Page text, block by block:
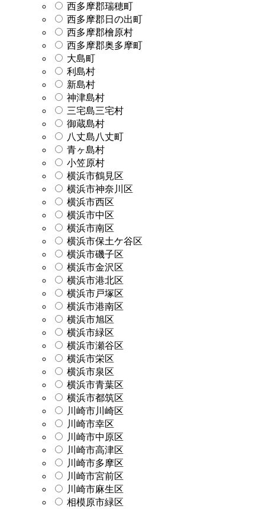
西多摩郡瑞穂町
西多摩郡日の出町
西多摩郡檜原村
西多摩郡奥多摩町
大島町
利島村
新島村
神津島村
三宅島三宅村
御蔵島村
八丈島八丈町
青ヶ島村
小笠原村
横浜市鶴見区
横浜市神奈川区
横浜市西区
横浜市中区
横浜市南区
横浜市保土ケ谷区
横浜市磯子区
横浜市金沢区
横浜市港北区
横浜市戸塚区
横浜市港南区
横浜市旭区
横浜市緑区
横浜市瀬谷区
横浜市栄区
横浜市泉区
横浜市青葉区
横浜市都筑区
川崎市川崎区
川崎市幸区
川崎市中原区
川崎市高津区
川崎市多摩区
川崎市宮前区
川崎市麻生区
相模原市緑区